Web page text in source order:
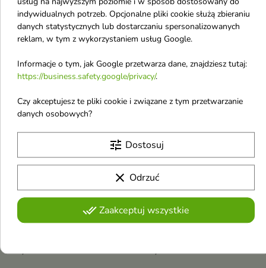
przywraca komfort po
oczyszczaniu
6,65 £
przywraca skórze blask,
wyrównuje koloryt i
przygotowuje ją do kolejnych
kroków rutyny
6,65 £

do mycia twarzy 150
ml
Łagodny żel oczyszczający to
6,65 £
BeBio Cosmetics Make-
Up Remover naturalny
Krem do demakijażu
140 ml
Naturalny krem do demakijażu to
6,65 £
indywidualnych potrzeb. Opcjonalne pliki cookie służą zbieraniu
danych statystycznych lub dostarczaniu spersonalizowanych
reklam, w tym z wykorzystaniem usług Google.
Informacje o tym, jak Google przetwarza dane, znajdziesz tutaj:
https://business.safety.google/privacy/.
Czy akceptujesz te pliki cookie i związane z tym przetwarzanie
danych osobowych?
tune Dostosuj
clear Odrzuć
done_allZaakceptuj wszystkie